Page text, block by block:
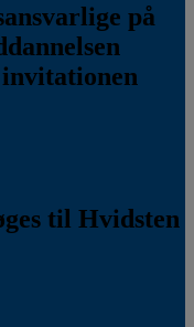
på
invitationen
til Hvidsten